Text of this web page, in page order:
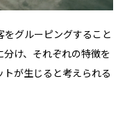
をグルーピングすること
け、それぞれの特徴を
が生じると考えられる